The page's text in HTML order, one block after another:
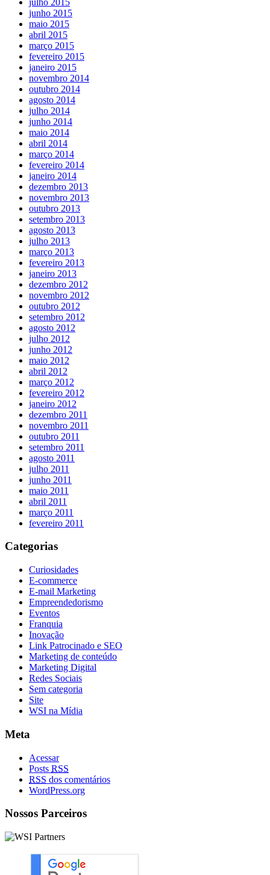
junho 2015
maio 2015
abril 2015
março 2015
fevereiro 2015
janeiro 2015
novembro 2014
outubro 2014
agosto 2014
julho 2014
junho 2014
maio 2014
abril 2014
março 2014
fevereiro 2014
janeiro 2014
dezembro 2013
novembro 2013
outubro 2013
setembro 2013
agosto 2013
julho 2013
março 2013
fevereiro 2013
janeiro 2013
dezembro 2012
novembro 2012
outubro 2012
setembro 2012
agosto 2012
julho 2012
junho 2012
maio 2012
abril 2012
março 2012
fevereiro 2012
janeiro 2012
dezembro 2011
novembro 2011
outubro 2011
setembro 2011
agosto 2011
julho 2011
junho 2011
maio 2011
abril 2011
março 2011
fevereiro 2011
Categorias
Curiosidades
E-commerce
E-mail Marketing
Empreendedorismo
Eventos
Franquia
Inovação
Link Patrocinado e SEO
Marketing de conteúdo
Marketing Digital
Redes Sociais
Sem categoria
Site
WSI na Mídia
Meta
Acessar
Posts RSS
RSS dos comentários
WordPress.org
Nossos Parceiros